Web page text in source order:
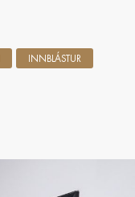
INNBLÁSTUR